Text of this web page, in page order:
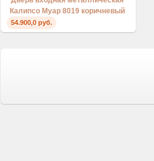
Калипсо Муар 8019 коричневый
54.900,0 руб.